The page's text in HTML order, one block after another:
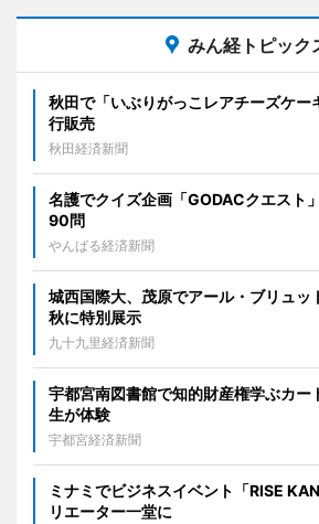
みん経トピック
秋田で「いぶりがっこレアチーズケ
行販売
秋田経済新聞
名護でクイズ企画「GODACクエス
90問
やんばる経済新聞
城西国際大、茂原でアール・ブリュ
秋に特別展示
九十九里経済新聞
宇都宮南図書館で知的財産権学ぶカ
生が体験
宇都宮経済新聞
ミナミでビジネスイベント「RISE
リエーター一堂に